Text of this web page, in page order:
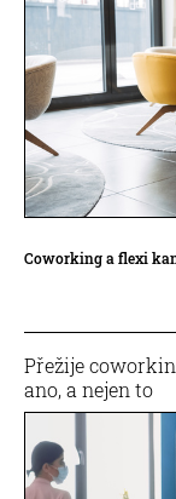
Coworking a flexi
Přežije
ano, a nejen to